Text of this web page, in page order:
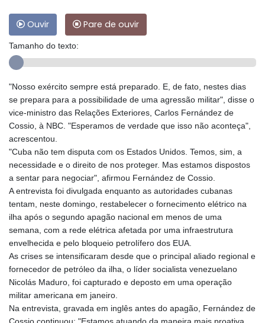
Ouvir Pare de ouvir
Tamanho do texto:
"Nosso exército sempre está preparado. E, de fato, nestes dias
se prepara para a possibilidade de uma agressão militar", disse o
vice-ministro das Relações Exteriores, Carlos Fernández de
Cossio, à NBC. "Esperamos de verdade que isso não aconteça",
acrescentou.
"Cuba não tem disputa com os Estados Unidos. Temos, sim, a
necessidade e o direito de nos proteger. Mas estamos dispostos
a sentar para negociar", afirmou Fernández de Cossio.
A entrevista foi divulgada enquanto as autoridades cubanas
tentam, neste domingo, restabelecer o fornecimento elétrico na
ilha após o segundo apagão nacional em menos de uma
semana, com a rede elétrica afetada por uma infraestrutura
envelhecida e pelo bloqueio petrolífero dos EUA.
As crises se intensificaram desde que o principal aliado regional e
fornecedor de petróleo da ilha, o líder socialista venezuelano
Nicolás Maduro, foi capturado e deposto em uma operação
militar americana em janeiro.
Na entrevista, gravada em inglês antes do apagão, Fernández de
Cossio continuou: "Estamos atuando da maneira mais proativa